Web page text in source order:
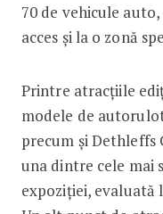
70 de vehicule
acces și la o zonă
Printre atracțiile
modele de
precum și Dethleffs
una dintre cele mai
expoziției, evaluată